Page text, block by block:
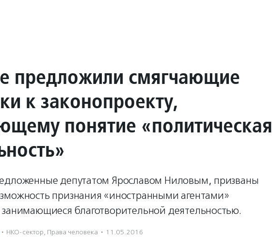
предложили смягчающие
к законопроекту,
понятие «политическая
депутатом Ярославом Ниловым, призваны
признания «иностранными агентами»
благотворительной деятельностью.
· НКО-сектор, Права человека · 11.05.2016